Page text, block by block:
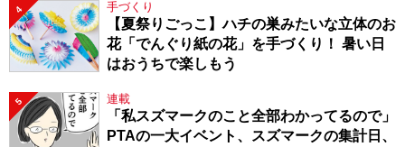
4 手づくり
【夏祭りごっこ】ハチの巣みたいな立体のお
花「でんぐり紙の花」を手づくり！ 暑い日
はおうちで楽しもう
5 連載
「私スズマークのこと全部わかってるので」
PTAの一大イベント、スズマークの集計日、